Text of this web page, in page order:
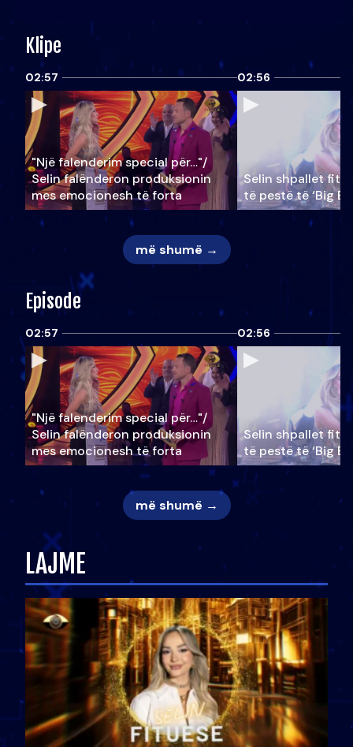
Klipe
02:57
"Një falenderim special për…"/
Selin falënderon produksionin
mes emocionesh të forta
02:56
Selin shpallet
të pestë të ‘Big
më shumë →
Episode
02:57
"Një falenderim special për…"/
Selin falënderon produksionin
mes emocionesh të forta
02:56
Selin shpallet
të pestë të ‘Big
më shumë →
LAJME